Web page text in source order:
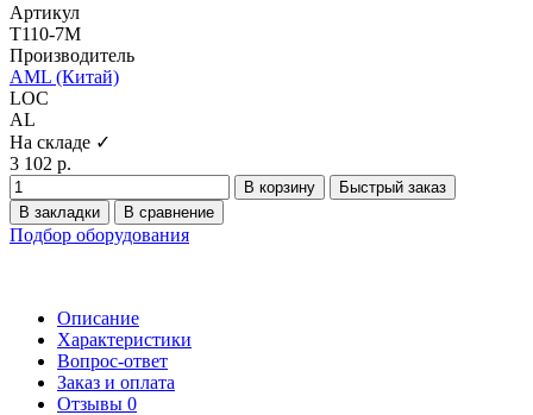
Артикул
T110-7M
Производитель
AML (Китай)
LOC
AL
На складе ✓
3 102 р.
В корзину
Быстрый заказ
В закладки
В сравнение
Подбор оборудования
Описание
Характеристики
Вопрос-ответ
Заказ и оплата
Отзывы 0